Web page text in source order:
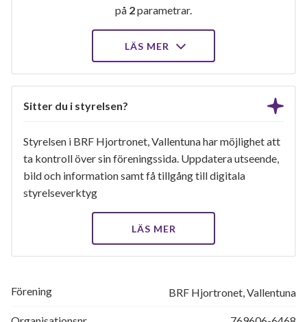
på 2parametrar.
LÄS MER
Sitter du i styrelsen?
Styrelsen i BRF Hjortronet, Vallentuna har möjlighet att
ta kontroll över sin föreningssida. Uppdatera utseende,
bild och information samt få tillgång till digitala
styrelseverktyg
LÄS MER
Förening BRF Hjortronet, Vallentuna